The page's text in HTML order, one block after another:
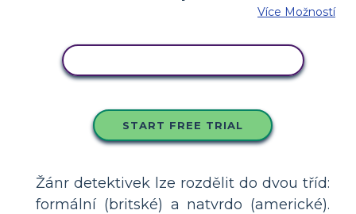
Více Možností
START FREE TRIAL
Žánr detektivek lze rozdělit do dvou tříd:
formální (britské) a natvrdo (americké).